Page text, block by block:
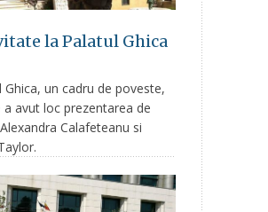
la Palatul Ghica
Ghica, un cadru de poveste,
a avut loc prezentarea de
Calafeteanu si